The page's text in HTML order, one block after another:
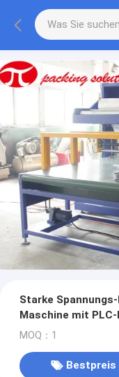
Starke
Maschine mit
And-Tür
MOQ：1
Bestpreis